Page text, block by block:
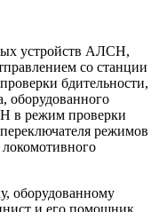
устройств АЛСН,
со станции
бдительности,
оборудованного
в режим проверки
режимов
оборудованному